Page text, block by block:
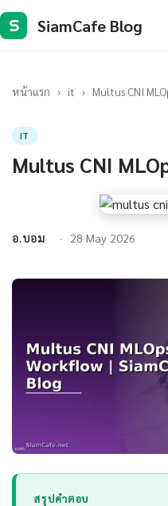
S SiamCafe Blog
หน้าแรก › it › Multus CNI
IT
Multus CNI
อ.บอม 28 May 2026
สรุปคำตอบ